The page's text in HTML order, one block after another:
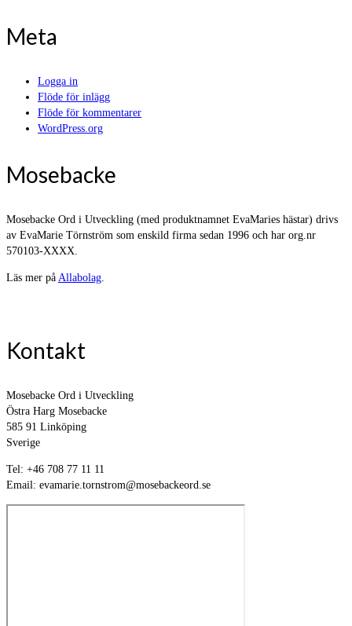
Meta
Logga in
Flöde för inlägg
Flöde för kommentarer
WordPress.org
Mosebacke
Mosebacke Ord i Utveckling (med produktnamnet EvaMaries hästar) drivs
av EvaMarie Törnström som enskild firma sedan 1996 och har org.nr
570103-XXXX.
Läs mer på Allabolag.
Kontakt
Mosebacke Ord i Utveckling
Östra Harg Mosebacke
585 91 Linköping
Sverige
Tel: +46 708 77 11 11
Email: evamarie.tornstrom@mosebackeord.se